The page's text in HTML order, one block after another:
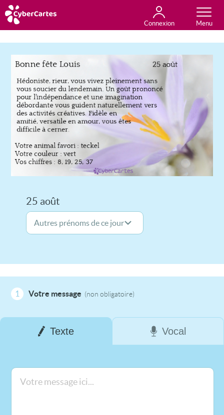
Connexion
Anniversaire
Fête du jour
Amour
Amitié
Merci
Toutes les cartes
25 août
1 Votre message (non obligatoire)
Texte Vocal